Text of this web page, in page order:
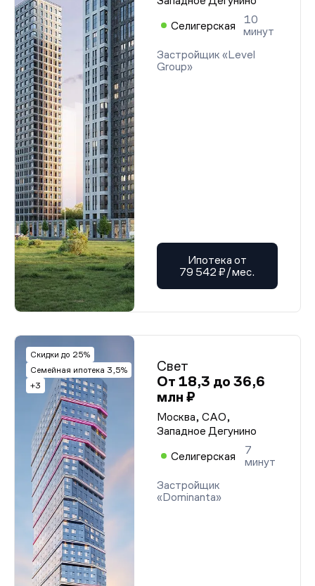
Селигерская
10
минут
Застройщик «Level
Group»
Ипотека от
79 542 ₽/мес.
Скидки до 25%
Семейная ипотека 3,5%
+3
Свет
От 18,3 до 36,6
млн ₽
Москва, САО,
Западное Дегунино
Селигерская
7
минут
Застройщик
«Dominanta»